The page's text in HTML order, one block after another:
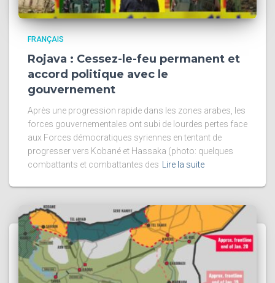
FRANÇAIS
Rojava : Cessez-le-feu permanent et
accord politique avec le
gouvernement
Après une progression rapide dans les zones arabes, les
forces gouvernementales ont subi de lourdes pertes face
aux Forces démocratiques syriennes en tentant de
progresser vers Kobané et Hassaka (photo: quelques
combattants et combattantes des
Lire la suite